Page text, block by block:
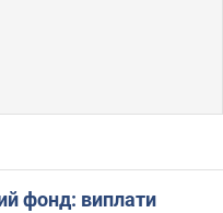
фонд: виплати